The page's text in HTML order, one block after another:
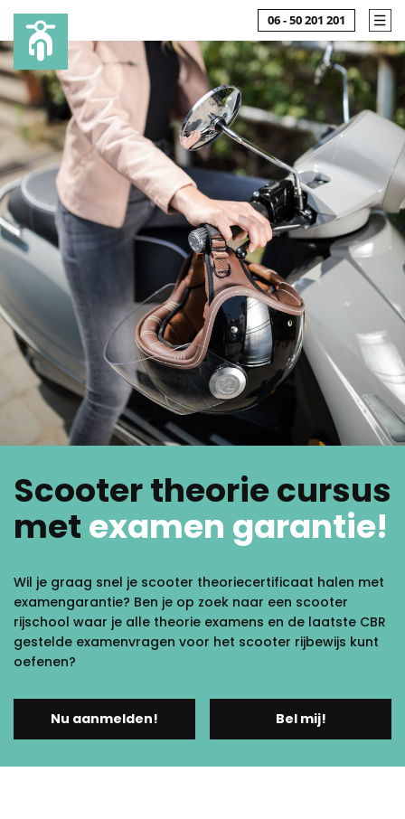
06 - 50 201 201
Scooter theorie cursus
metexamen garantie!
Wil je graag snel je scooter theoriecertificaat halen met
examengarantie? Ben je op zoek naar een scooter
rijschool waar je alle theorie examens en de laatste CBR
gestelde examenvragen voor het scooter rijbewijs kunt
oefenen?
Nu aanmelden! Bel mij!